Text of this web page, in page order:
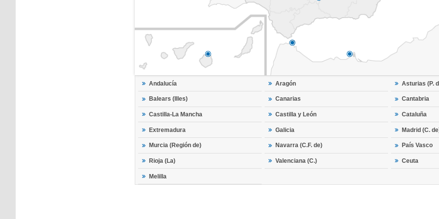
Andalucía Aragón Asturias (P.
Balears (Illes) Canarias Cantabria
Castilla-La Mancha Castilla y León Cataluña
Extremadura Galicia Madrid (C.
Murcia (Región de) Navarra (C.F. de) País Vasco
Rioja (La) Valenciana (C.) Ceuta
Melilla